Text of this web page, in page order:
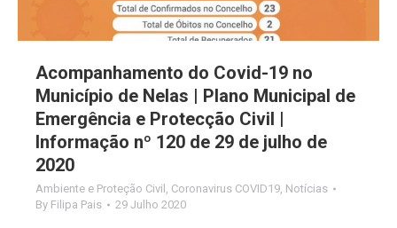
Acompanhamento do Covid-19 no
Município de Nelas | Plano Municipal de
Emergência e Protecção Civil |
Informação nº 120 de 29 de julho de
2020
Ambiente e Proteção Civil , Coronavirus COVID19, Notícias
By Filipa Pais 29 Julho 2020